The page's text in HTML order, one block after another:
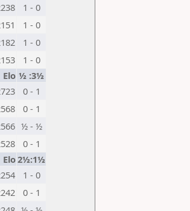
1 - 0
1 - 0
1 - 0
1 - 0
Elo ½ :3½
0 - 1
0 - 1
½ - ½
0 - 1
Elo2½:1½
1 - 0
0 - 1